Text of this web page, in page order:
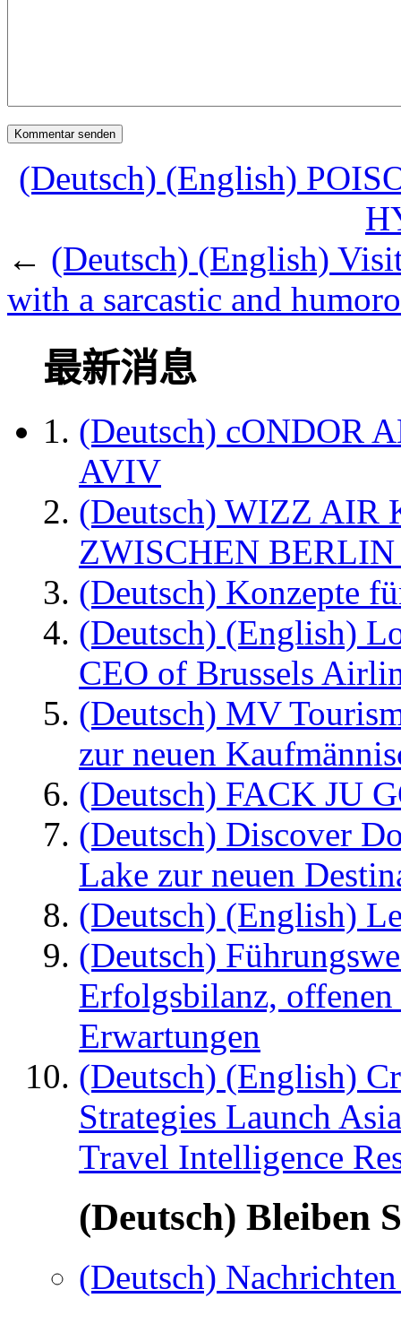
(Deutsch) (English)
← (Deutsch) (English)
with a sarcastic and
最新消息
(Deutsch) cONDOR
AVIV
(Deutsch) WIZZ AIR
ZWISCHEN
(Deutsch) Konzepte
(Deutsch) (English)
CEO of Brussels
(Deutsch) MV
zur neuen
(Deutsch) FACK JU
(Deutsch) Discover
Lake zur neuen
(Deutsch) (English)
(Deutsch)
Erfolgsbilanz,
Erwartungen
(Deutsch) (English)
Strategies Launch
Travel Intelligence
(Deutsch) Bleiben
(Deutsch)